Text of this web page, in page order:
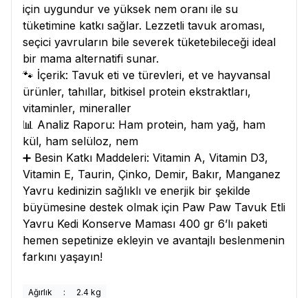
için uygundur ve yüksek nem oranı ile su
tüketimine katkı sağlar. Lezzetli tavuk aroması,
seçici yavruların bile severek tüketebileceği ideal
bir mama alternatifi sunar.
🐾 İçerik: Tavuk eti ve türevleri, et ve hayvansal
ürünler, tahıllar, bitkisel protein ekstraktları,
vitaminler, mineraller
📊 Analiz Raporu: Ham protein, ham yağ, ham
kül, ham selüloz, nem
➕ Besin Katkı Maddeleri: Vitamin A, Vitamin D3,
Vitamin E, Taurin, Çinko, Demir, Bakır, Manganez
Yavru kedinizin sağlıklı ve enerjik bir şekilde
büyümesine destek olmak için Paw Paw Tavuk Etli
Yavru Kedi Konserve Maması 400 gr 6’lı paketi
hemen sepetinize ekleyin ve avantajlı beslenmenin
farkını yaşayın!
Ağırlık : 2.4 kg